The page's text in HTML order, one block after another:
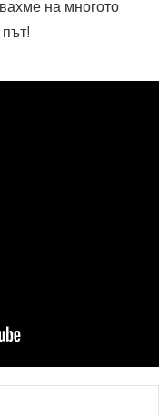
на многото